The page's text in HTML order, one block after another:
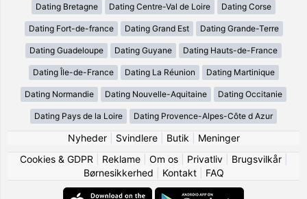
Dating Bretagne Dating Centre-Val de Loire Dating Corse
Dating Fort-de-france Dating Grand Est Dating Grande-Terre
Dating Guadeloupe Dating Guyane Dating Hauts-de-France
Dating Île-de-France Dating La Réunion Dating Martinique
Dating Normandie Dating Nouvelle-Aquitaine Dating Occitanie
Dating Pays de la Loire Dating Provence-Alpes-Côte d Azur
Nyheder| Svindlere| Butik
Meninger
Cookies & GDPR
Reklame| Om os| Privatliv| Brugsvilkår|
Børnesikkerhed
Kontakt| FAQ